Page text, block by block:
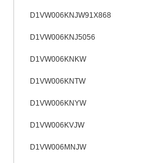
D1VW006KNJW91X868
D1VW006KNJ5056
D1VW006KNKW
D1VW006KNTW
D1VW006KNYW
D1VW006KVJW
D1VW006MNJW